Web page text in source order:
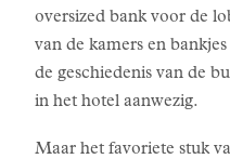
oversized bank voor de
van de kamers en
de geschiedenis van de
in het hotel aanwezig.
Maar het favoriete stuk